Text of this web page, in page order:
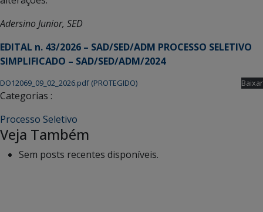
Adersino Junior, SED
EDITAL n. 43/2026 – SAD/SED/ADM PROCESSO SELETIVO
SIMPLIFICADO – SAD/SED/ADM/2024
DO12069_09_02_2026.pdf (PROTEGIDO) Baixar
Categorias :
Processo Seletivo
Veja Também
Sem posts recentes disponíveis.